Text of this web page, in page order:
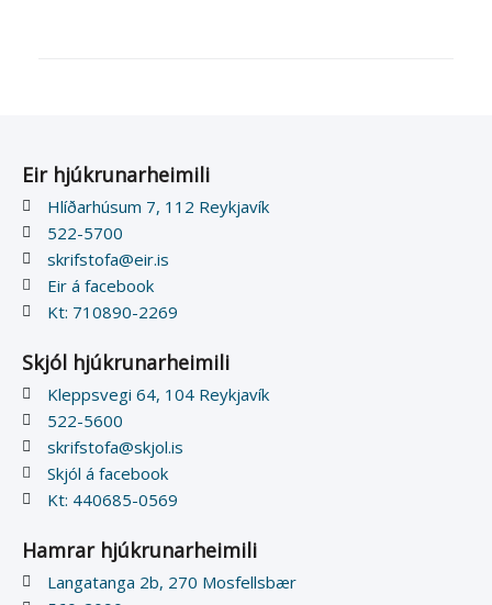
Eir hjúkrunarheimili
Hlíðarhúsum 7, 112 Reykjavík
522-5700
skrifstofa@eir.is
Eir á facebook
Kt: 710890-2269
Skjól hjúkrunarheimili
Kleppsvegi 64, 104 Reykjavík
522-5600
skrifstofa@skjol.is
Skjól á facebook
Kt: 440685-0569
Hamrar hjúkrunarheimili
Langatanga 2b, 270 Mosfellsbær